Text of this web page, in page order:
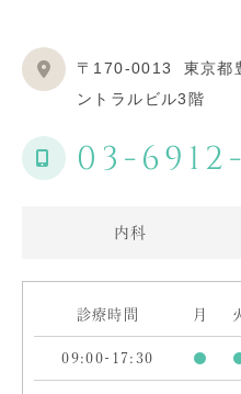
〒170-0013
東京都
ントラルビル3階
03-
内科
診療時間 月
09:00-17:30 ●